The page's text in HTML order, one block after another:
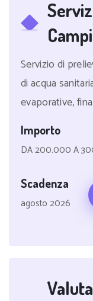
Servizio di
di acqua
evaporative,
Importo
DA 200.000 A
Scadenza
agosto 2026